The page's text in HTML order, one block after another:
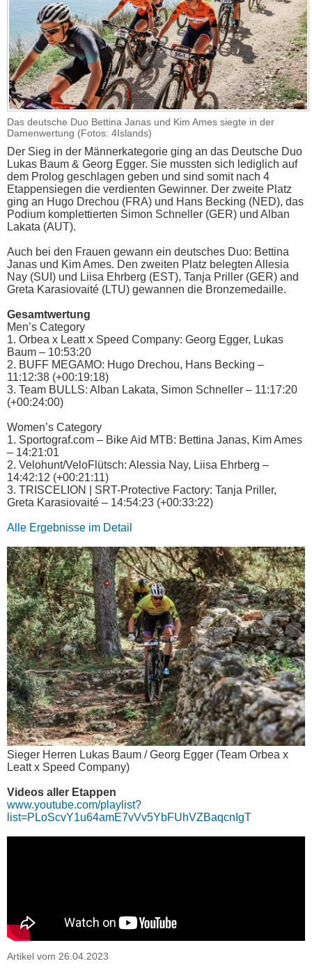
Das deutsche Duo Bettina Janas und Kim Ames siegte in der
Damenwertung (Fotos: 4Islands)
Der Sieg in der Männerkategorie ging an das Deutsche Duo
Lukas Baum & Georg Egger. Sie mussten sich lediglich auf
dem Prolog geschlagen geben und sind somit nach 4
Etappensiegen die verdienten Gewinner. Der zweite Platz
ging an Hugo Drechou (FRA) und Hans Becking (NED), das
Podium komplettierten Simon Schneller (GER) und Alban
Lakata (AUT).
Auch bei den Frauen gewann ein deutsches Duo: Bettina
Janas und Kim Ames. Den zweiten Platz belegten Allesia
Nay (SUI) und Liisa Ehrberg (EST), Tanja Priller (GER) and
Greta Karasiovaité (LTU) gewannen die Bronzemedaille.
Gesamtwertung
Men’s Category
1. Orbea x Leatt x Speed Company: Georg Egger, Lukas
Baum – 10:53:20
2. BUFF MEGAMO: Hugo Drechou, Hans Becking –
11:12:38 (+00:19:18)
3. Team BULLS: Alban Lakata, Simon Schneller – 11:17:20
(+00:24:00)
Women’s Category
1. Sportograf.com – Bike Aid MTB: Bettina Janas, Kim Ames
– 14:21:01
2. Velohunt/VeloFlütsch: Alessia Nay, Liisa Ehrberg –
14:42:12 (+00:21:11)
3. TRISCELION | SRT-Protective Factory: Tanja Priller,
Greta Karasiovaité – 14:54:23 (+00:33:22)
Alle Ergebnisse im Detail
Sieger Herren Lukas Baum / Georg Egger (Team Orbea x
Leatt x Speed Company)
Videos aller Etappen
www.youtube.com/playlist?
list=PLoScvY1u64amE7vVv5YbFUhVZBaqcnIgT
Artikel vom 26.04.2023